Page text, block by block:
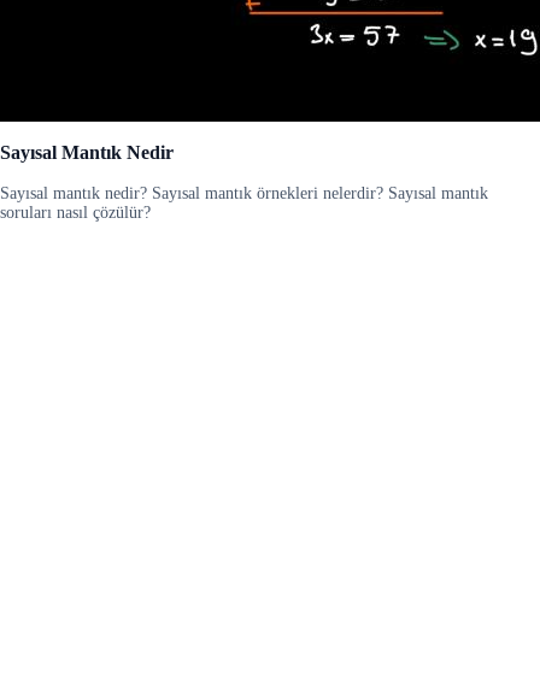
Sayısal Mantık Nedir
Sayısal mantık nedir? Sayısal mantık örnekleri nelerdir? Sayısal mantık
soruları nasıl çözülür?